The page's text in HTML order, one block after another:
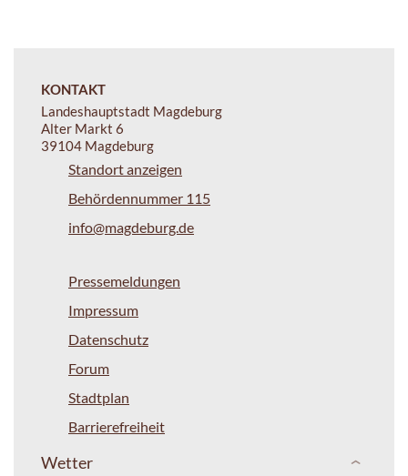
KONTAKT
Landeshauptstadt Magdeburg
Alter Markt 6
39104 Magdeburg
Standort anzeigen
Behördennummer 115
info@magdeburg.de
Pressemeldungen
Impressum
Datenschutz
Forum
Stadtplan
Barrierefreiheit
Wetter